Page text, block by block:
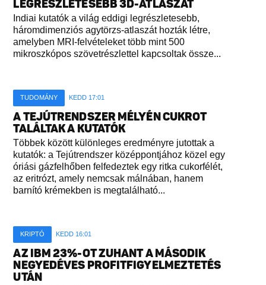
LEGRÉSZLETESEBB 3D-ATLASZÁT
Indiai kutatók a világ eddigi legrészletesebb,
háromdimenziós agytörzs-atlaszát hozták létre,
amelyben MRI-felvételeket több mint 500
mikroszkópos szövetrészlettel kapcsoltak össze...
TUDOMÁNY KEDD 17:01
A TEJÚTRENDSZER MÉLYÉN CUKROT
TALÁLTAK A KUTATÓK
Többek között különleges eredményre jutottak a
kutatók: a Tejútrendszer középpontjához közel egy
óriási gázfelhőben felfedeztek egy ritka cukorfélét,
az eritrózt, amely nemcsak málnában, hanem
barnító krémekben is megtalálható...
KRIPTÓ KEDD 16:01
AZ IBM 23%-OT ZUHANT A MÁSODIK
NEGYEDÉVES PROFITFIGYELMEZTETÉS
UTÁN